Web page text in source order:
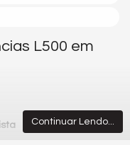
L500 em
Continuar Lendo...